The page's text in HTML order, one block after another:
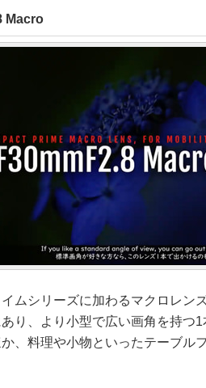
Macro
ムシリーズに加わるマクロレン
り、より小型で広い画角を持つ
、料理や小物といったテーブル